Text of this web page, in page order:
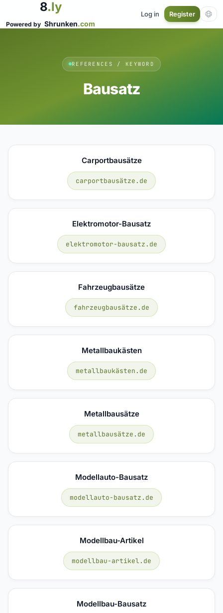
8.ly
Powered by Shrunken.com
Log in Register
REFERENCES / KEYWORD
Bausatz
Carportbausätze
carportbausätze.de
Elektromotor-Bausatz
elektromotor-bausatz.de
Fahrzeugbausätze
fahrzeugbausätze.de
Metallbaukästen
metallbaukästen.de
Metallbausätze
metallbausätze.de
Modellauto-Bausatz
modellauto-bausatz.de
Modellbau-Artikel
modellbau-artikel.de
Modellbau-Bausatz